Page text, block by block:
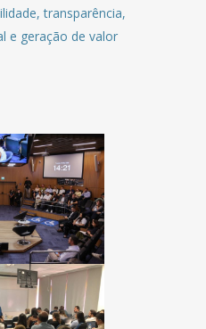
transparência,
e geração de valor